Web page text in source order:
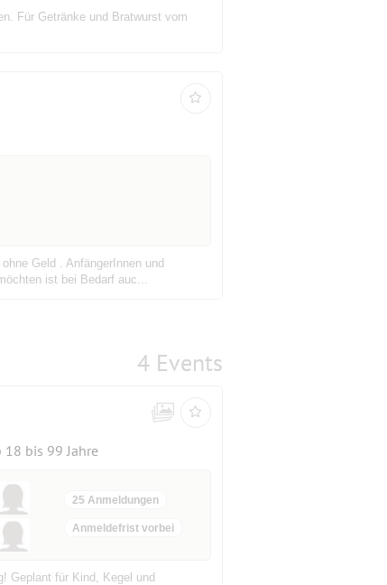
Für Getränke und Bratwurst vom
Geld . AnfängerInnen und
ist bei Bedarf auc...
4 Events
bis 99 Jahre
25 Anmeldungen
Anmeldefrist vorbei
Geplant für Kind, Kegel und